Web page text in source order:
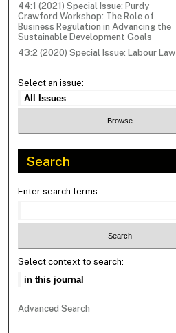
44:1 (2021) Special Issue: Purdy
Crawford Workshop: The Role of
Business Regulation in Advancing the
Sustainable Development Goals
43:2 (2020) Special Issue: Labour Law
Select an issue:
Search
Enter search terms:
Select context to search:
Advanced Search